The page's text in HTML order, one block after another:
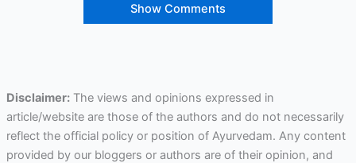
Show Comments
Disclaimer:The views and opinions expressed in
article/website are those of the authors and do not necessarily
reflect the official policy or position of Ayurvedam. Any content
provided by our bloggers or authors are of their opinion, and